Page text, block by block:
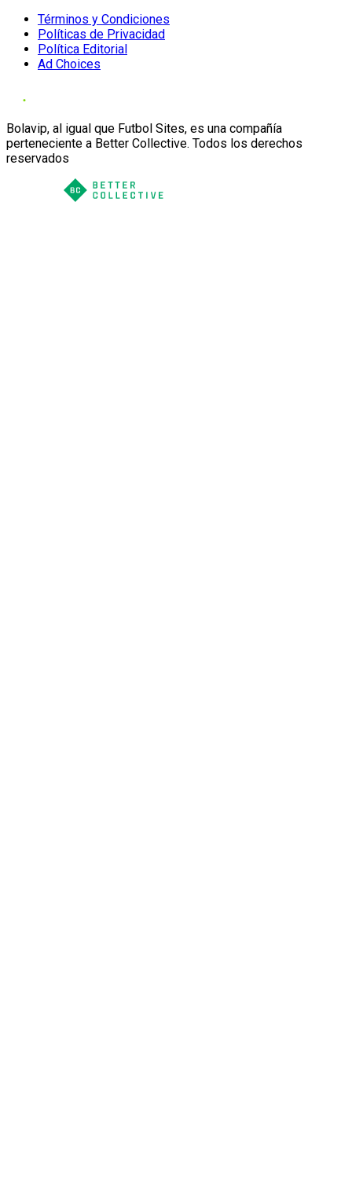
Términos y Condiciones
Políticas de Privacidad
Política Editorial
Ad Choices
Bolavip, al igual que Futbol Sites, es una compañía
perteneciente a Better Collective. Todos los derechos
reservados